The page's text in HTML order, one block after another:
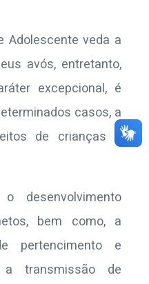
Adolescente veda a
avós, entretanto,
excepcional, é
casos, a
de crianças e
desenvolvimento
bem como, a
pertencimento e
a transmissão de